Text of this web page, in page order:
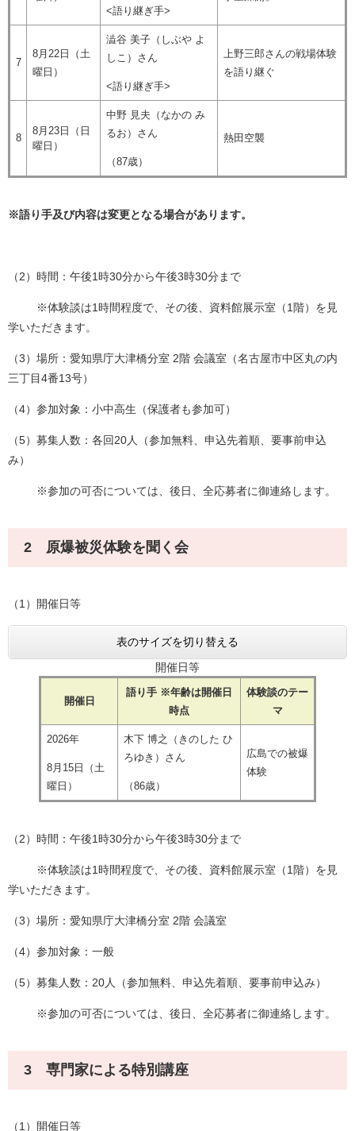
<語り継ぎ手>
7
8月22日（土
曜日）
澁谷 美子（しぶや よ
しこ）さん
<語り継ぎ手>
上野三郎さんの戦場体験
を語り継ぐ
8
8月23日（日
曜日）
中野 見夫（なかの み
るお）さん
（87歳）
熱田空襲
※語り手及び内容は変更となる場合があります。
（2）時間：午後1時30分から午後3時30分まで
※体験談は1時間程度で、その後、資料館展示室（1階）を見
学いただきます。
（3）場所：愛知県庁大津橋分室 2階 会議室（名古屋市中区丸の内
三丁目4番13号）
（4）参加対象：小中高生（保護者も参加可）
（5）募集人数：各回20人（参加無料、申込先着順、要事前申込
み）
※参加の可否については、後日、全応募者に御連絡します。
2 原爆被災体験を聞く会
（1）開催日等
表のサイズを切り替える
開催日等
開催日
語り手 ※年齢は開催日
時点
体験談のテー
マ
2026年
8月15日（土
曜日）
木下 博之（きのした ひ
ろゆき）さん
（86歳）
広島での被爆
体験
（2）時間：午後1時30分から午後3時30分まで
※体験談は1時間程度で、その後、資料館展示室（1階）を見
学いただきます。
（3）場所：愛知県庁大津橋分室 2階 会議室
（4）参加対象：一般
（5）募集人数：20人（参加無料、申込先着順、要事前申込み）
※参加の可否については、後日、全応募者に御連絡します。
3 専門家による特別講座
（1）開催日等